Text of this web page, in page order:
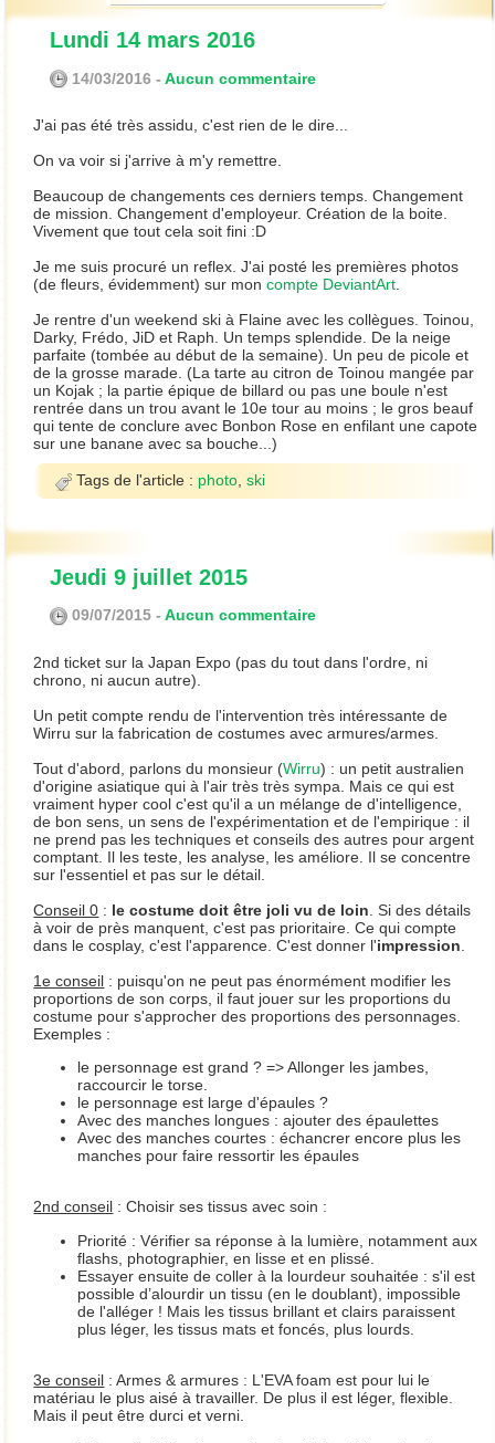
Lundi 14 mars 2016
14/03/2016 -Aucun commentaire
J'ai pas été très assidu, c'est rien de le dire...
On va voir si j'arrive à m'y remettre.
Beaucoup de changements ces derniers temps. Changement
de mission. Changement d'employeur. Création de la boite.
Vivement que tout cela soit fini :D
Je me suis procuré un reflex. J'ai posté les premières photos
(de fleurs, évidemment) sur moncompte DeviantArt.
Je rentre d'un weekend ski à Flaine avec les collègues. Toinou,
Darky, Frédo, JiD et Raph. Un temps splendide. De la neige
parfaite (tombée au début de la semaine). Un peu de picole et
de la grosse marade. (La tarte au citron de Toinou mangée par
un Kojak ; la partie épique de billard ou pas une boule n'est
rentrée dans un trou avant le 10e tour au moins ; le gros beauf
qui tente de conclure avec Bonbon Rose en enfilant une capote
sur une banane avec sa bouche...)
Tags de l'article : photo,ski
Jeudi 9 juillet 2015
09/07/2015 -Aucun commentaire
2nd ticket sur la Japan Expo (pas du tout dans l'ordre, ni
chrono, ni aucun autre).
Un petit compte rendu de l'intervention très intéressante de
Wirru sur la fabrication de costumes avec armures/armes.
Tout d'abord, parlons du monsieur (Wirru) : un petit australien
d'origine asiatique qui à l'air très très sympa. Mais ce qui est
vraiment hyper cool c'est qu'il a un mélange de d'intelligence,
de bon sens, un sens de l'expérimentation et de l'empirique : il
ne prend pas les techniques et conseils des autres pour argent
comptant. Il les teste, les analyse, les améliore. Il se concentre
sur l'essentiel et pas sur le détail.
Conseil 0 : le costume doit être joli vu de loin . Si des détails
à voir de près manquent, c'est pas prioritaire. Ce qui compte
dans le cosplay, c'est l'apparence. C'est donner l'impression
1e conseil : puisqu'on ne peut pas énormément modifier les
proportions de son corps, il faut jouer sur les proportions du
costume pour s'approcher des proportions des personnages.
Exemples :
le personnage est grand ? => Allonger les jambes,
raccourcir le torse.
le personnage est large d'épaules ?
Avec des manches longues : ajouter des épaulettes
Avec des manches courtes : échancrer encore plus les
manches pour faire ressortir les épaules
2nd conseil : Choisir ses tissus avec soin :
Priorité : Vérifier sa réponse à la lumière, notamment aux
flashs, photographier, en lisse et en plissé.
Essayer ensuite de coller à la lourdeur souhaitée : s'il est
possible d’alourdir un tissu (en le doublant), impossible
de l'alléger ! Mais les tissus brillant et clairs paraissent
plus léger, les tissus mats et foncés, plus lourds.
3e conseil : Armes & armures : L'EVA foam est pour lui le
matériau le plus aisé à travailler. De plus il est léger, flexible.
Mais il peut être durci et verni.